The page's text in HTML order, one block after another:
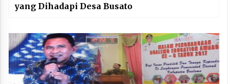
yang Dihadapi Desa Busato